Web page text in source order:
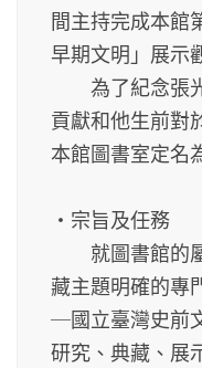
間主持完成本館
早期文明」展示
為了紀念張光
貢獻和他生前對
本館圖書室定名
‧宗旨及任務
就圖書館的屬
藏主題明確的專
─國立臺灣史前
研究、典藏、展